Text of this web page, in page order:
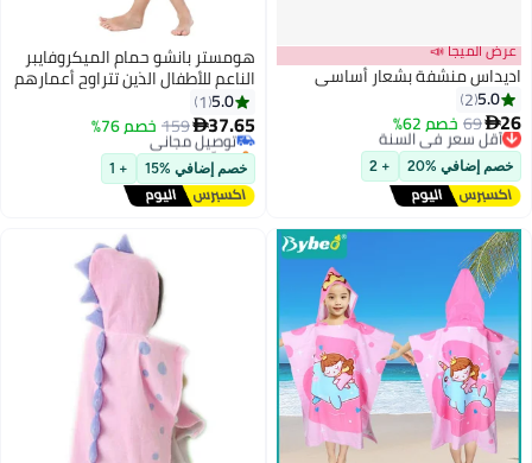
عرض الميجا 📣
اديداس منشفة بشعار أساسي
5.0
2
26
69 خصم 62%
أقل سعر في السنة
توصيل مجاني
أقل سعر في السنة
خصم إضافي %20 + 2
هومستر بانشو حمام الميكروفايبر
الناعم للأطفال الذين تتراوح أعمارهم
بين 3 و10 سنوات (حورة البحر
الوردية الكبيرة)
5.0
1
37.65
159 خصم 76%توصيل مجاني
بتخلّص بسرعة
توصيل مجاني
خصم إضافي %15 + 1